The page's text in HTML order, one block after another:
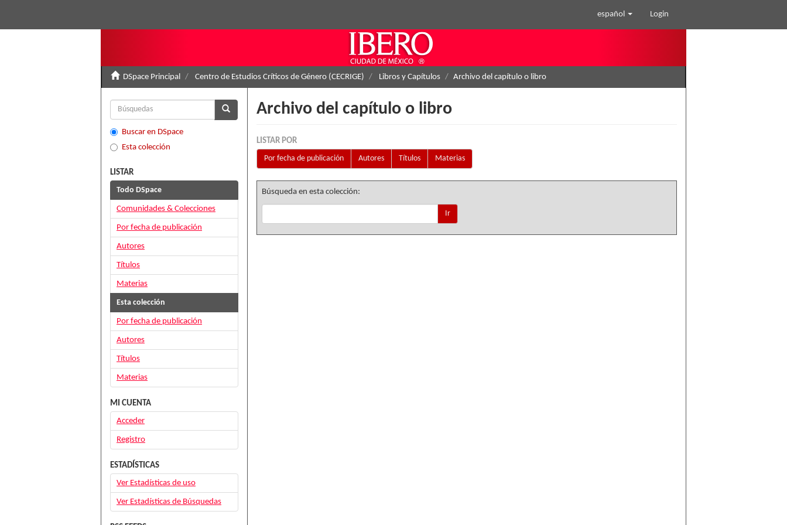
español Login
DSpace Principal Centro de Estudios Críticos de Género (CECRIGE) Libros y Capítulos Archivo del capítulo o libro
Archivo del capítulo o libro
LISTAR POR
Por fecha de publicación
Autores Títulos Materias
Búsqueda en esta colección:
Ir
Buscar en DSpace
Esta colección
LISTAR
Todo DSpace
Comunidades & Colecciones
Por fecha de publicación
Autores
Títulos
Materias
Esta colección
Por fecha de publicación
Autores
Títulos
Materias
MI CUENTA
Acceder
Registro
ESTADÍSTICAS
Ver Estadísticas de uso
Ver Estadísticas de Búsquedas